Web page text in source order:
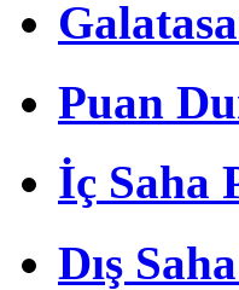
Puan
İç Saha
Dış